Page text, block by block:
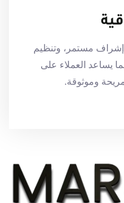
مستمر، وتنظيم
يساعد العملاء على
وموثوقة.